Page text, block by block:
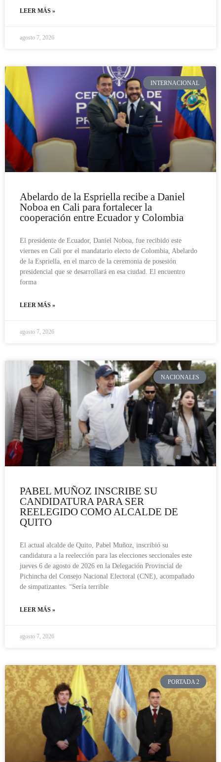
LEER MÁS »
agosto 7, 2026
INTERNACIONAL
Abelardo de la Espriella recibe a Daniel
Noboa en Cali para fortalecer la
cooperación entre Ecuador y Colombia
El presidente de Ecuador, Daniel Noboa, fue recibido este
viernes en Cali por el mandatario electo de Colombia, Abelardo
de la Espriella, en el marco de la ceremonia de posesión
presidencial que se desarrollará en esa ciudad. El encuentro
forma
LEER MÁS »
agosto 7, 2026
NACIONALES
PABEL MUÑOZ INSCRIBE SU
CANDIDATURA PARA SER
REELEGIDO COMO ALCALDE DE
QUITO
El actual alcalde de Quito, Pabel Muñoz, inscribió su
candidatura a la reelección para las elecciones seccionales este
jueves 6 de agosto de 2026 en la Delegación Provincial de
Pichincha del Consejo Nacional Electoral (CNE), acompañado
de simpatizantes. “Sería terrible
LEER MÁS »
agosto 7, 2026
PORTADA 2